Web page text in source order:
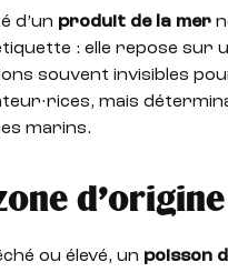
d’un produit de la mer
: elle repose sur
souvent invisibles
mais
marins.
d’origine
ou élevé, un poisson